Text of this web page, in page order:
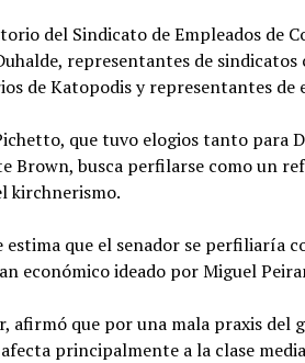
del Sindicato de Empleados de
representantes de sindicatos
de Katopodis y representantes de
que tuvo elogios tanto para
Brown, busca perfilarse como un
kirchnerismo.
estima que el senador se perfiliaría
económico ideado por Miguel
afirmó que por una mala praxis del
principalmente a la clase